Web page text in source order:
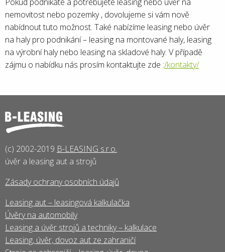
nemovitost nebo pozemky , dovolujeme si vám nově
nabídnout tuto možnost. Také nabízíme leasing nebo úvěr
na haly pro podnikání – leasing na montované haly, leasing
na výrobní haly nebo leasing na skladové haly. V případě
zájmu o nabídku nás prosím kontaktujte zde :/kontakty/
(c) 2002-2019 B-LEASING s.r.o.
úvěr a leasing aut a strojů
Zásady ochrany osobních údajů
Leasing aut – leasingová kalkulačka
Úvěry na automobily
Leasing a úvěr strojů a techniky – kalkulace
Leasing, úvěr, dovoz aut ze zahraničí